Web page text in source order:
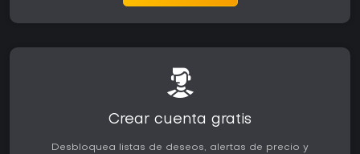
Crear cuenta gratis
Desbloquea listas de deseos, alertas de precio y